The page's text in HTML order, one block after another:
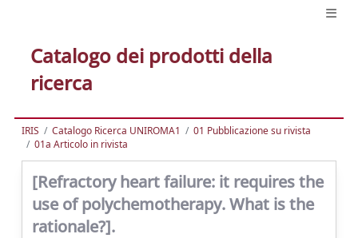
Catalogo dei prodotti della
ricerca
IRIS Catalogo Ricerca UNIROMA1
01 Pubblicazione su rivista
01a Articolo in rivista
[Refractory heart failure: it requires the
use of polychemotherapy. What is the
rationale?].